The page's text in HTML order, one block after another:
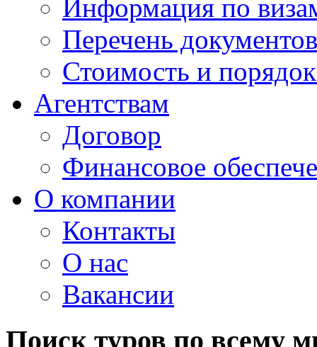
Информация по
Перечень
Стоимость и
Агентствам
Договор
Финансовое
О компании
Контакты
О нас
Вакансии
Поиск туров по всему